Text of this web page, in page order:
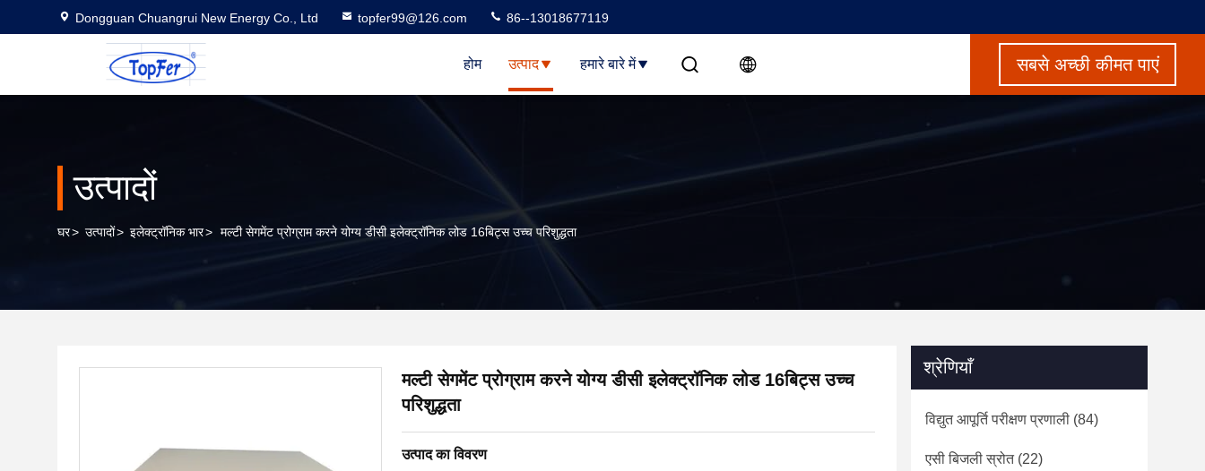
Dongguan Chuangrui New Energy Co., Ltd topfer99@126.com 86--13018677119
होम उत्पाद हमारे बारे में सबसे अच्छी कीमत पाएं
उत्पादों
घर> उत्पादों> इलेक्ट्रॉनिक भार> मल्टी सेगमेंट प्रोग्राम करने योग्य डीसी इलेक्ट्रॉनिक लोड 16बिट्स उच्च परिशुद्धता
मल्टी सेगमेंट प्रोग्राम करने योग्य डीसी इलेक्ट्रॉनिक लोड 16बिट्स उच्च
परिशुद्धता
उत्पाद का विवरण
श्रेणियाँ
विद्युत आपूर्ति परीक्षण प्रणाली (84)
एसी बिजली स्रोत(22)